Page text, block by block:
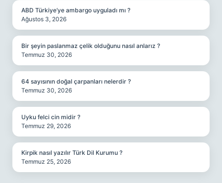
ABD Türkiye’ye ambargo uyguladı mı ?
Ağustos 3, 2026
Bir şeyin paslanmaz çelik olduğunu nasıl anlarız ?
Temmuz 30, 2026
64 sayısının doğal çarpanları nelerdir ?
Temmuz 30, 2026
Uyku felci cin midir ?
Temmuz 29, 2026
Kirpik nasıl yazılır Türk Dil Kurumu ?
Temmuz 25, 2026